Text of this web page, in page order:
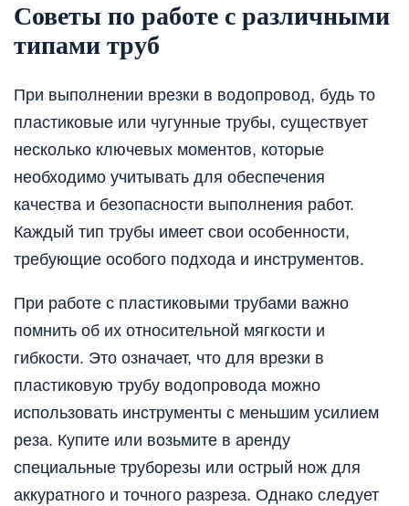
Советы по работе с различными
типами труб
При выполнении врезки в водопровод, будь то
пластиковые или чугунные трубы, существует
несколько ключевых моментов, которые
необходимо учитывать для обеспечения
качества и безопасности выполнения работ.
Каждый тип трубы имеет свои особенности,
требующие особого подхода и инструментов.
При работе с пластиковыми трубами важно
помнить об их относительной мягкости и
гибкости. Это означает, что для врезки в
пластиковую трубу водопровода можно
использовать инструменты с меньшим усилием
реза. Купите или возьмите в аренду
специальные труборезы или острый нож для
аккуратного и точного разреза. Однако следует